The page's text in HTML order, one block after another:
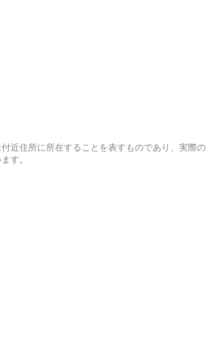
近住所に所在することを表すものであり、実際の
す。